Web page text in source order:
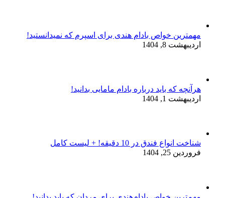
مهمترین خواص بادام هندی برای اسپرم که نمیدانستید!
اردیبهشت 8, 1404
هرآنچه که باید درباره بادام مامایی بدانید!
اردیبهشت 1, 1404
شناخت انواع فندق در 10 دقیقه! + لیست کامل
فروردین 25, 1404